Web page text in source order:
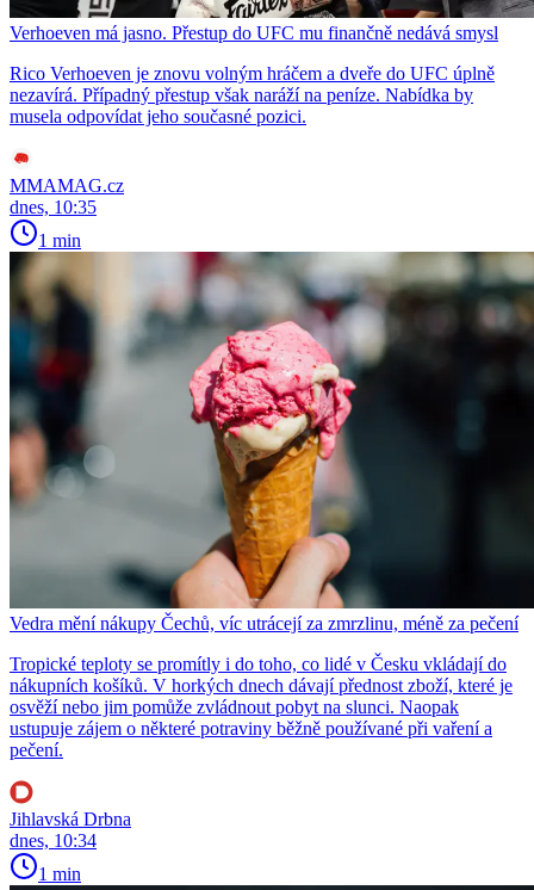
Verhoeven má jasno. Přestup do UFC mu finančně nedává smysl
Rico Verhoeven je znovu volným hráčem a dveře do UFC úplně
nezavírá. Případný přestup však naráží na peníze. Nabídka by
musela odpovídat jeho současné pozici.
MMAMAG.cz
dnes, 10:35
1 min
Vedra mění nákupy Čechů, víc utrácejí za zmrzlinu, méně za pečení
Tropické teploty se promítly i do toho, co lidé v Česku vkládají do
nákupních košíků. V horkých dnech dávají přednost zboží, které je
osvěží nebo jim pomůže zvládnout pobyt na slunci. Naopak
ustupuje zájem o některé potraviny běžně používané při vaření a
pečení.
Jihlavská Drbna
dnes, 10:34
1 min